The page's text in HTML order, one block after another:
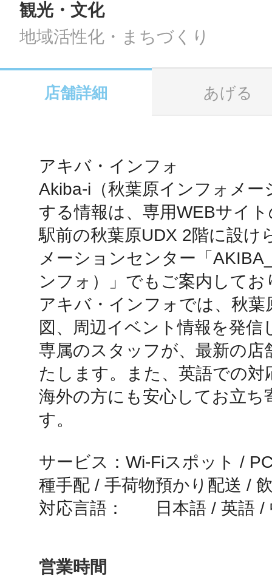
メール
URLをコピー
観光・文化
地域活性化・まちづくり
店舗詳細 あげる
アキバ・インフォ
Akiba-i（秋葉原インフォメー
する情報は、専用WEBサイ
駅前の秋葉原UDX 2階に設け
メーションセンター「
ンフォ）」でもご案内してお
アキバ・インフォでは、秋葉
図、周辺イベント情報を発信
専属のスタッフが、最新の店
たします。また、英語での対
海外の方にも安心してお立ち
す。
サービス：Wi-Fiスポット /
種手配 / 手荷物預かり配送 /
対応言語：	日本語 /
営業時間
地域ごとの
智頭
鴻巣
池袋
生駒
日置